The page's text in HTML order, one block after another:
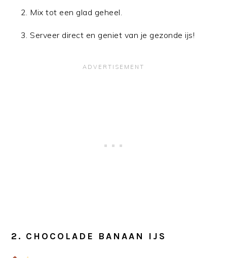
Mix tot een glad geheel.
Serveer direct en geniet van je gezonde ijs!
2. CHOCOLADE BANAAN IJS